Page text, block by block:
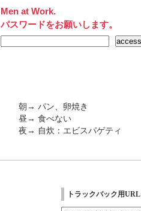
Men at Work.
パスワードをお願いします。
朝→ パン、卵焼き
昼→ 食べない
夜→ 自炊：エビスパゲティ
トラックバック用URL